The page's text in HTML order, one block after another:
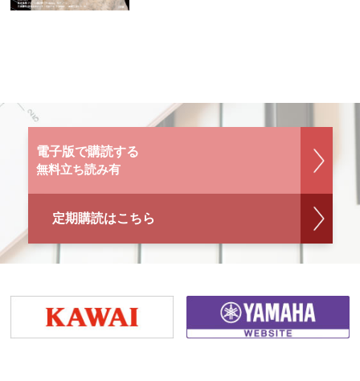
電子版で購読する
無料立ち読み有
定期購読はこちら